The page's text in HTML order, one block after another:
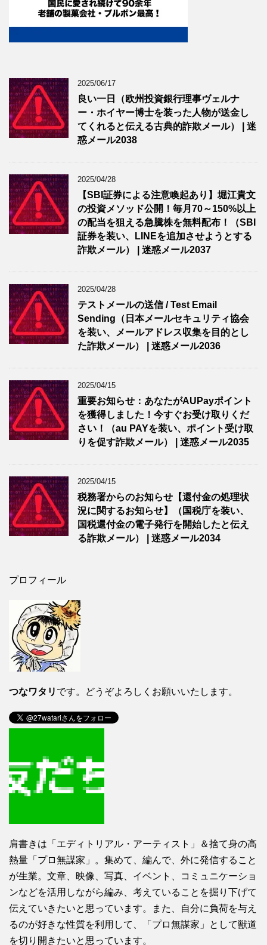
2025/06/17
良い一日（欧州投資銀行理事ヴェルナ
ー・ホイヤー博士を装った人物が送金し
てくれると伝える古典的詐欺メール） | 迷
惑メール2038
2025/04/28
【SBI証券による注意喚起あり】堀江貴文
の投資メソッド公開！毎月70～150%以上
の配当を狙える急騰株を無料配布！（SBI
証券を装い、LINEを追加させようとする
詐欺メール） | 迷惑メール2037
2025/04/28
テストメールの送信 / Test Email
Sending（日本メールセキュリティ協会
を装い、メールアドレス収集を目的とし
た詐欺メール） | 迷惑メール2036
2025/04/15
重要お知らせ：あなたがAUPayポイント
を獲得しました！今すぐお受け取りくだ
さい！（au PAYを装い、ポイント受け取
りを促す詐欺メール） | 迷惑メール2035
2025/04/15
税務署からのお知らせ【還付金の処理状
況に関するお知らせ】（国税庁を装い、
国税還付金の電子発行を開始したと伝え
る詐欺メール） | 迷惑メール2034
プロフィール
つなワタリ です。どうぞよろしくお願いいたします。
肩書きは「エディトリアル・アーティスト」＆捨て身の高
熱量「プロ無謀家」。集めて、編んで、外に発信すること
が生業。文章、映像、写真、イベント、コミュニケーショ
ンなどを活用しながら編み、考えていることを掘り下げて
伝えていきたいと思っています。また、自分に負荷を与え
るのが好きな性質を利用して、「プロ無謀家」として獣道
を切り開きたいと思っています。